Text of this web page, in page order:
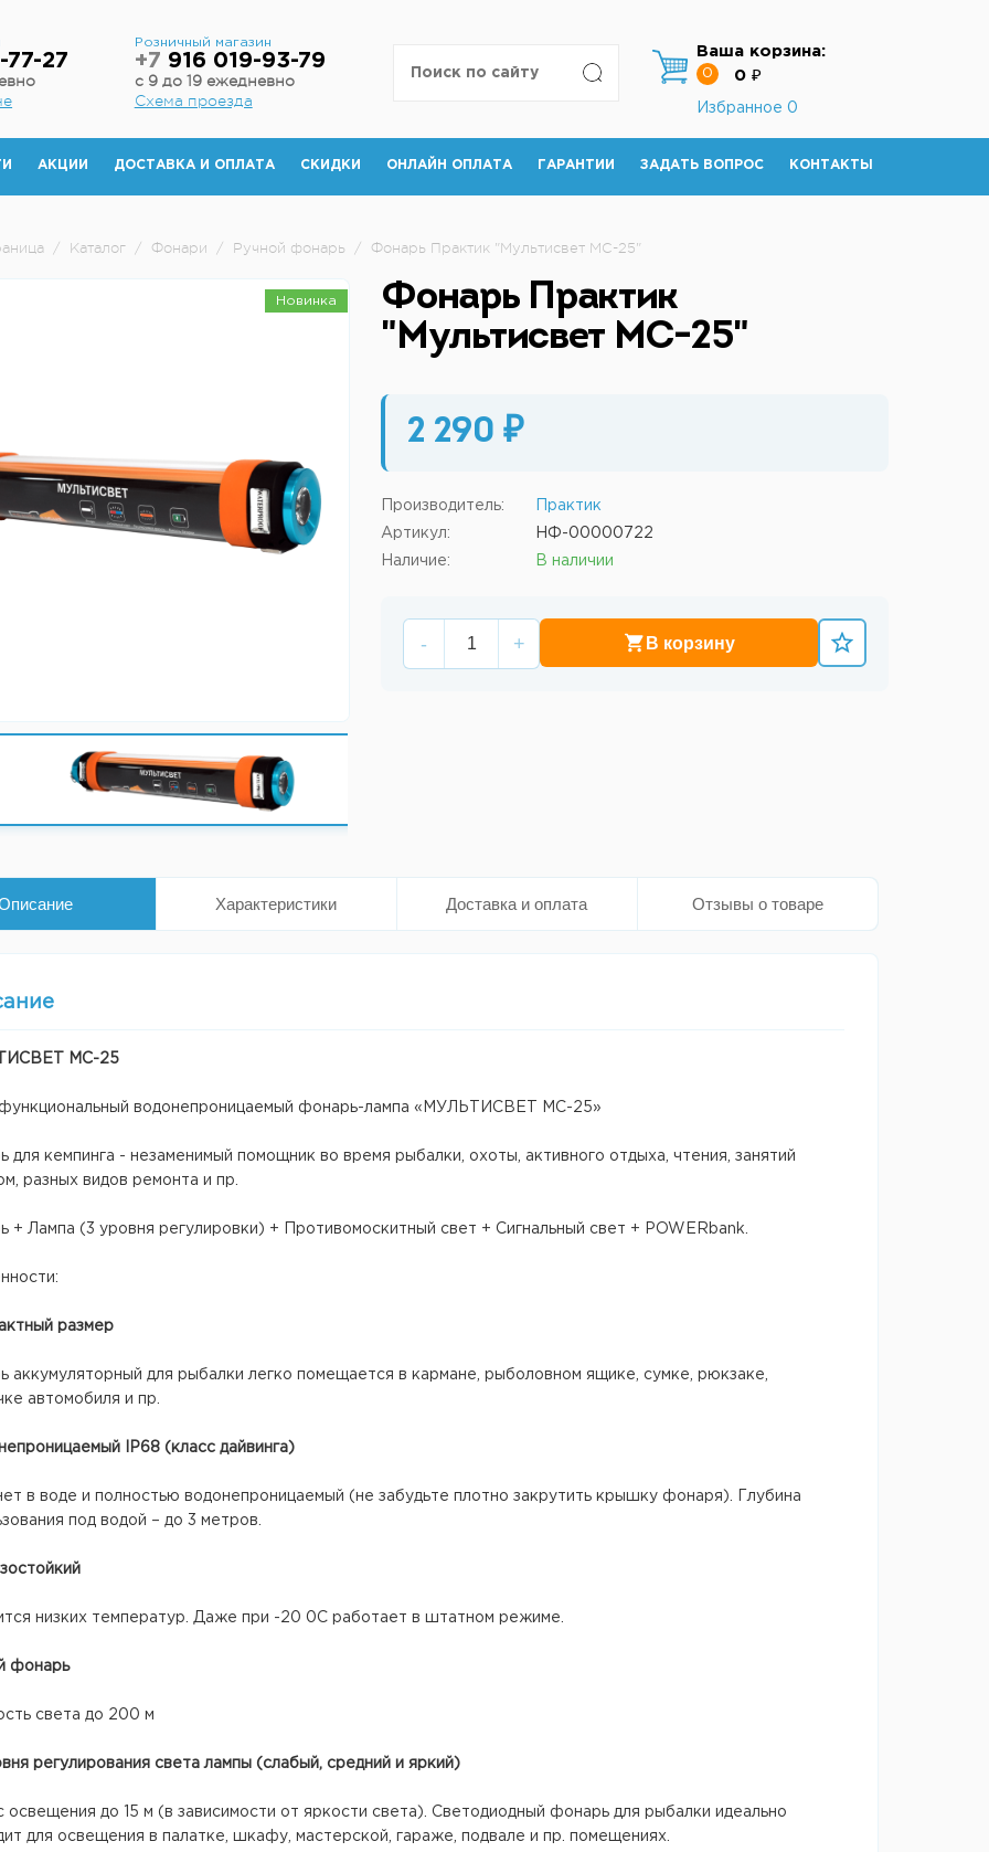
77-27
Розничный магазин
+7 916 019-93-79
с 9 до 19 ежедневно
Схема проезда
Ваша корзина:
0 0 ₽
Избранное 0
АКЦИИ ДОСТАВКА И ОПЛАТА СКИДКИ ОНЛАЙН ОПЛАТА ГАРАНТИИ ЗАДАТЬ ВОПРОС КОНТАКТЫ
/ Каталог / Фонари / Ручной фонарь / Фонарь Практик "Мультисвет МС-25"
Новинка
Фонарь Практик
"Мультисвет МС-25"
2 290 ₽
Производитель: Практик
Артикул: НФ-00000722
Наличие: В наличии
- + В корзину
Характеристики Доставка и оплата Отзывы о товаре
МС-25
водонепроницаемый фонарь-лампа «МУЛЬТИСВЕТ MC-25»
для кемпинга - незаменимый помощник во время рыбалки, охоты, активного отдыха, чтения, занятий
разных видов ремонта и пр.
+ Лампа (3 уровня регулировки) + Противомоскитный свет + Сигнальный свет + POWERbank.
размер
аккумуляторный для рыбалки легко помещается в кармане, рыболовном ящике, сумке, рюкзаке,
автомобиля и пр.
IP68 (класс дайвинга)
в воде и полностью водонепроницаемый (не забудьте плотно закрутить крышку фонаря). Глубина
под водой – до 3 метров.
низких температур. Даже при -20 0С работает в штатном режиме.
фонарь
света до 200 м
регулирования света лампы (слабый, средний и яркий)
освещения до 15 м (в зависимости от яркости света). Светодиодный фонарь для рыбалки идеально
для освещения в палатке, шкафу, мастерской, гараже, подвале и пр. помещениях.